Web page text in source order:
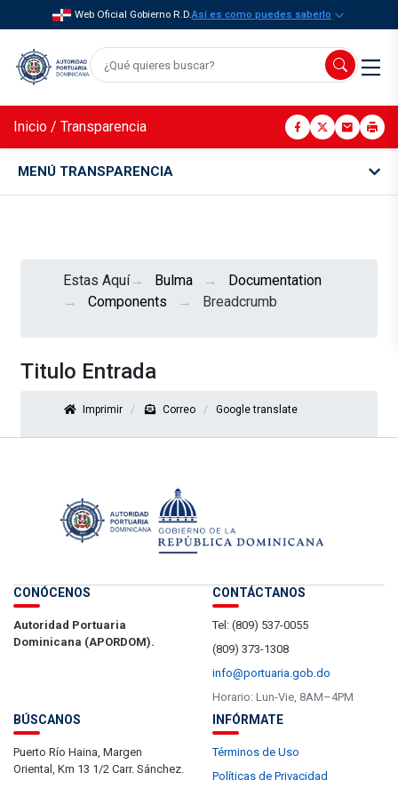
Web Oficial Gobierno R.D.Así es como puedes saberlo
Inicio / Transparencia
MENÚ TRANSPARENCIA
Estas Aquí Bulma
Documentation
Components
Breadcrumb
Titulo Entrada
Imprimir Correo Google translate
CONÓCENOS
Autoridad Portuaria
Dominicana (APORDOM).
CONTÁCTANOS
Tel: (809) 537-0055
(809) 373-1308
info@portuaria.gob.do
Horario: Lun-Vie, 8AM–4PM
BÚSCANOS
Puerto Río Haina, Margen
Oriental, Km 13 1/2 Carr. Sánchez.
INFÓRMATE
Términos de Uso
Políticas de Privacidad